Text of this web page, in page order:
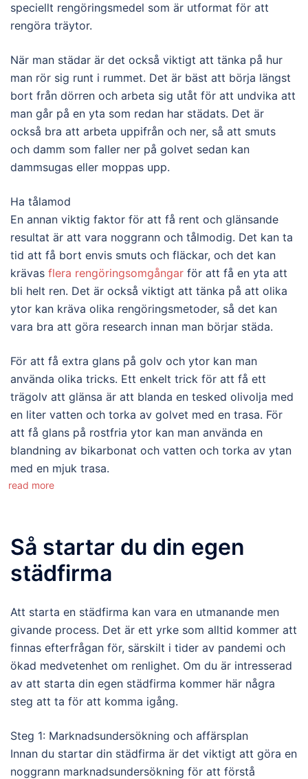
speciellt rengöringsmedel som är utformat för att
rengöra träytor.
När man städar är det också viktigt att tänka på hur
man rör sig runt i rummet. Det är bäst att börja längst
bort från dörren och arbeta sig utåt för att undvika att
man går på en yta som redan har städats. Det är
också bra att arbeta uppifrån och ner, så att smuts
och damm som faller ner på golvet sedan kan
dammsugas eller moppas upp.
Ha tålamod
En annan viktig faktor för att få rent och glänsande
resultat är att vara noggrann och tålmodig. Det kan ta
tid att få bort envis smuts och fläckar, och det kan
krävas flera rengöringsomgångar för att få en yta att
bli helt ren. Det är också viktigt att tänka på att olika
ytor kan kräva olika rengöringsmetoder, så det kan
vara bra att göra research innan man börjar städa.
För att få extra glans på golv och ytor kan man
använda olika tricks. Ett enkelt trick för att få ett
trägolv att glänsa är att blanda en tesked olivolja med
en liter vatten och torka av golvet med en trasa. För
att få glans på rostfria ytor kan man använda en
blandning av bikarbonat och vatten och torka av ytan
med en mjuk trasa.
read more
Så startar du din egen
städfirma
Att starta en städfirma kan vara en utmanande men
givande process. Det är ett yrke som alltid kommer att
finnas efterfrågan för, särskilt i tider av pandemi och
ökad medvetenhet om renlighet. Om du är intresserad
av att starta din egen städfirma kommer här några
steg att ta för att komma igång.
Steg 1: Marknadsundersökning och affärsplan
Innan du startar din städfirma är det viktigt att göra en
noggrann marknadsundersökning för att förstå